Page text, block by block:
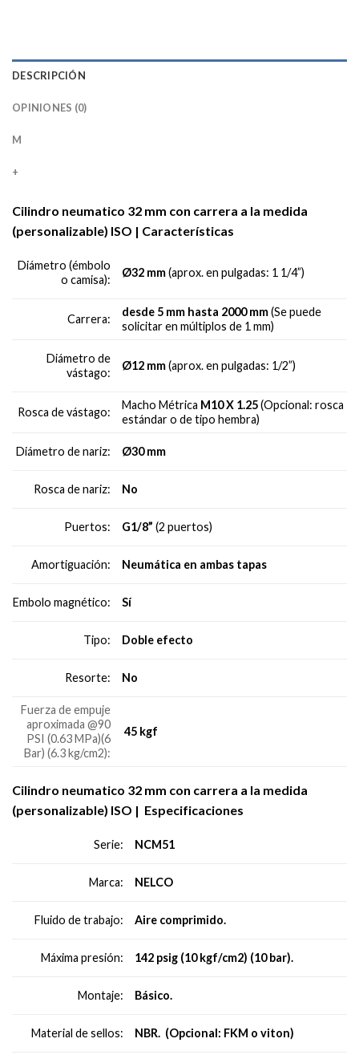
DESCRIPCIÓN
OPINIONES (0)
M
+
Cilindro neumatico 32 mm con carrera a la medida
(personalizable) ISO | Características
Diámetro (émbolo
o camisa):
Ø32 mm(aprox. en pulgadas: 1 1/4”)
Carrera:
desde 5 mm hasta 2000 mm(Se puede
solicitar en múltiplos de 1 mm)
Diámetro de
vástago:
Ø12 mm(aprox. en pulgadas: 1/2”)
Rosca de vástago:
Macho Métrica M10 X 1.25(Opcional: rosca
estándar o de tipo hembra)
Diámetro de nariz: Ø30 mm
Rosca de nariz: No
Puertos: G1/8”(2 puertos)
Amortiguación: Neumática en ambas tapas
Embolo magnético: Sí
Tipo: Doble efecto
Resorte: No
Fuerza de empuje
aproximada @90
PSI (0.63 MPa)(6
Bar) (6.3 kg/cm2):
45 kgf
Cilindro neumatico 32 mm con carrera a la medida
(personalizable) ISO | Especificaciones
Serie: NCM51
Marca: NELCO
Fluido de trabajo: Aire comprimido.
Máxima presión: 142 psig (10 kgf/cm2) (10 bar).
Montaje: Básico.
Material de sellos: NBR. (Opcional: FKM o viton)